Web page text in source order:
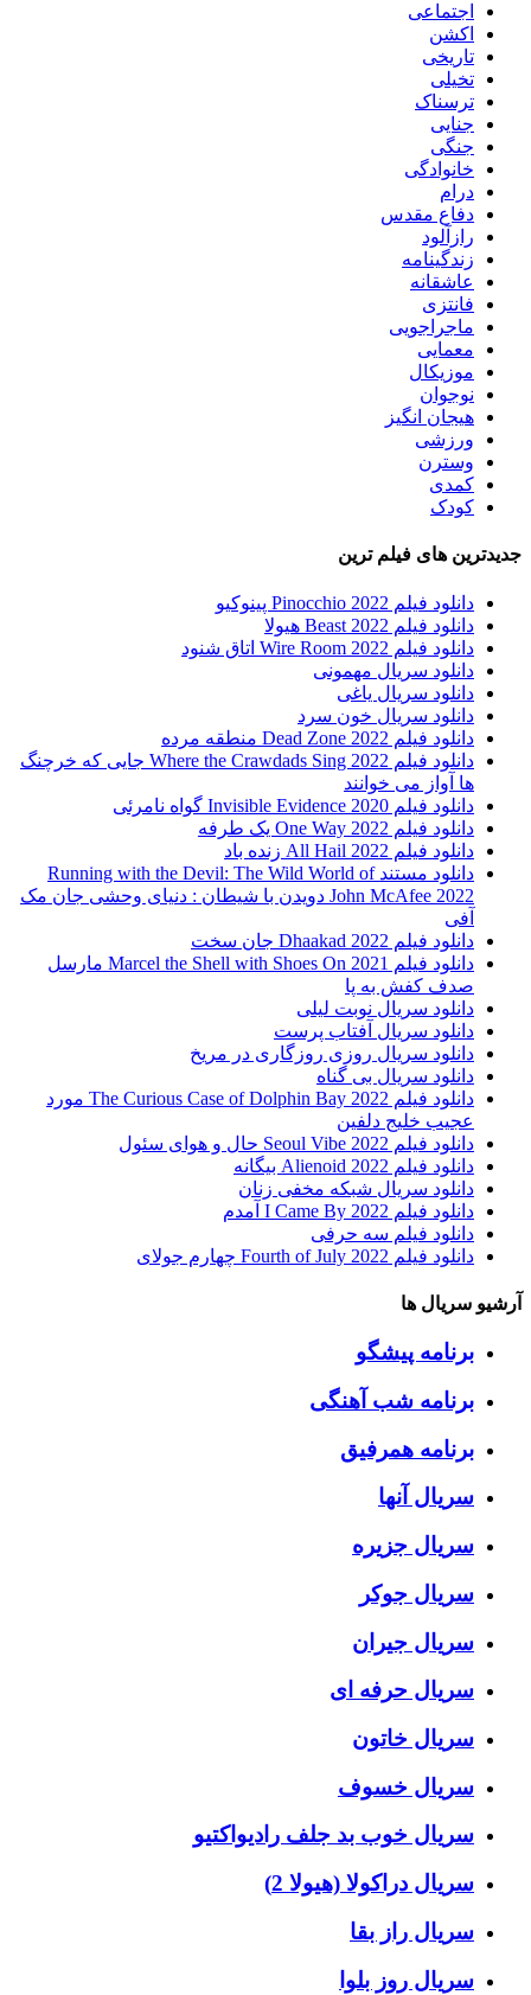
اجتماعی
اکشن
تاریخی
تخیلی
ترسناک
جنایی
جنگی
خانوادگی
درام
دفاع مقدس
رازآلود
زندگینامه
عاشقانه
فانتزی
ماجراجویی
معمایی
موزیکال
نوجوان
هیجان انگیز
ورزشی
وسترن
کمدی
کودک
جدیدترین های فیلم ترین
دانلود فیلم Pinocchio 2022 پینوکیو
دانلود فیلم Beast 2022 هیولا
دانلود فیلم Wire Room 2022 اتاق شنود
دانلود سریال مهمونی
دانلود سریال یاغی
دانلود سریال خون سرد
دانلود فیلم 2022 Dead Zone منطقه مرده
دانلود فیلم Where the Crawdads Sing 2022 جایی که خرچنگ
ها آواز می خوانند
دانلود فیلم 2020 Invisible Evidence گواه نامرئی
دانلود فیلم One Way 2022 یک طرفه
دانلود فیلم All Hail 2022 زنده باد
دانلود مستند Running with the Devil: The Wild World of
John McAfee 2022 دویدن با شیطان : دنیای وحشی جان مک
آفی
دانلود فیلم Dhaakad 2022 جان سخت
دانلود فیلم Marcel the Shell with Shoes On 2021 مارسل
صدف کفش به پا
دانلود سریال نوبت لیلی
دانلود سریال آفتاب پرست
دانلود سریال روزی روزگاری در مریخ
دانلود سریال بی گناه
دانلود فیلم The Curious Case of Dolphin Bay 2022 مورد
عجیب خلیج دلفین
دانلود فیلم Seoul Vibe 2022 حال و هوای سئول
دانلود فیلم Alienoid 2022 بیگانه
دانلود سریال شبکه مخفی زنان
دانلود فیلم I Came By 2022 آمدم
دانلود فیلم سه حرفی
دانلود فیلم Fourth of July 2022 چهارم جولای
آرشیو سریال ها
برنامه پیشگو
برنامه شب آهنگی
برنامه همرفیق
سریال آنها
سریال جزیره
سریال جوکر
سریال جیران
سریال حرفه ای
سریال خاتون
سریال خسوف
سریال خوب بد جلف رادیواکتیو
سریال دراکولا (هیولا 2)
سریال راز بقا
سریال روز بلوا